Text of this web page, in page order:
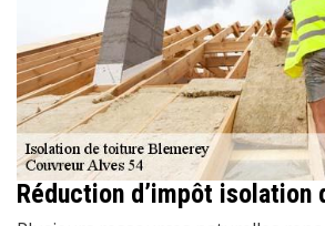
Réduction d’impôt isolation